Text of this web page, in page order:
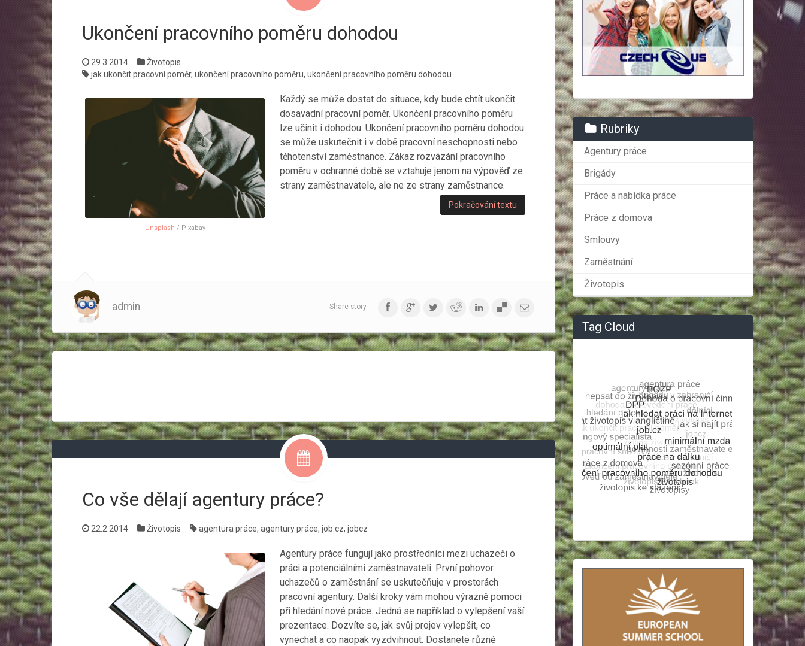
Ukončení pracovního poměru dohodou
29.3.2014
Životopis
jak ukončit pracovní poměr, ukončení pracovního poměru, ukončení pracovního poměru dohodou
Unsplash / Pixabay
Každý se může dostat do situace, kdy bude chtít ukončit
dosavadní pracovní poměr. Ukončení pracovního poměru
lze učinit i dohodou. Ukončení pracovního poměru dohodou
se může uskutečnit i v době pracovní neschopnosti nebo
těhotenství zaměstnance. Zákaz rozvázání pracovního
poměru v ochranné době se vztahuje jenom na výpověď ze
strany zaměstnavatele, ale ne ze strany zaměstnance.
Pokračování textu
admin Share story
Co vše dělají agentury práce?
22.2.2014 Životopis agentura práce, agentury práce, job.cz, jobcz
Agentury práce fungují jako prostředníci mezi uchazeči o
práci a potenciálními zaměstnavateli. První pohovor
uchazečů o zaměstnání se uskutečňuje v prostorách
pracovní agentury. Další kroky vám mohou výrazně pomoci
při hledání nové práce. Jedná se například o vylepšení vaší
prezentace. Dozvíte se, jak svůj projev vylepšit, co
vynechat a co naopak vyzdvihnout. Dostanete různé
Rubriky
Agentury práce
Brigády
Práce a nabídka práce
Práce z domova
Smlouvy
Zaměstnání
Životopis
Tag Cloud